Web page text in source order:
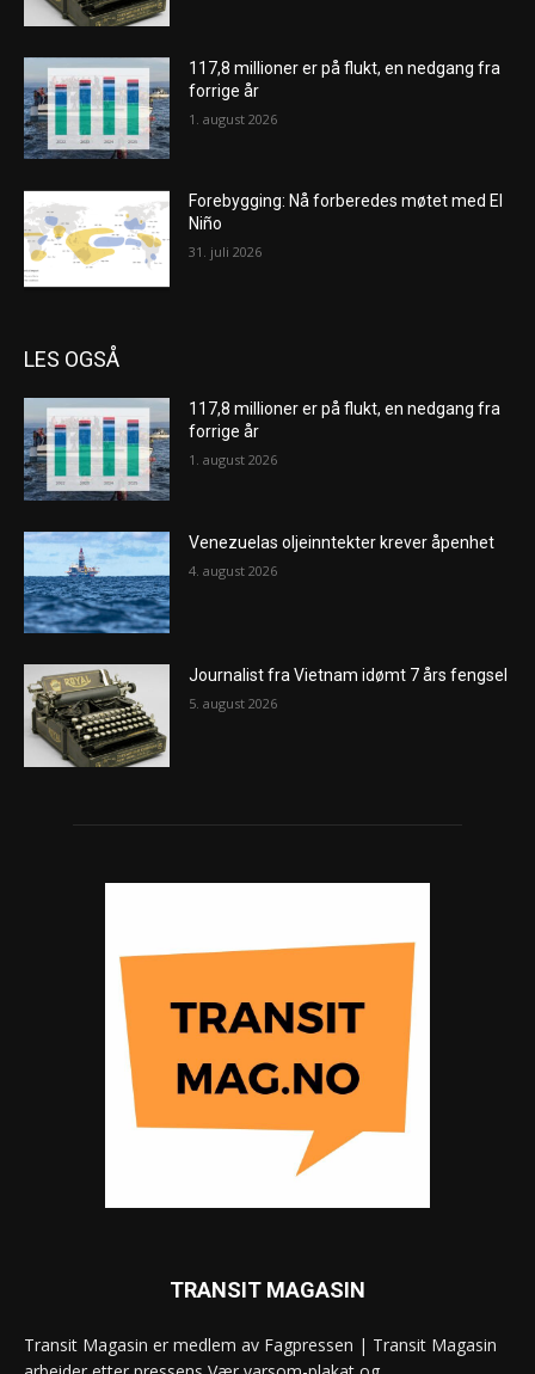
117,8 millioner er på flukt, en nedgang fra
forrige år
1. august 2026
Forebygging: Nå forberedes møtet med El
Niño
31. juli 2026
LES OGSÅ
117,8 millioner er på flukt, en nedgang fra
forrige år
1. august 2026
Venezuelas oljeinntekter krever åpenhet
4. august 2026
Journalist fra Vietnam idømt 7 års fengsel
5. august 2026
TRANSIT MAGASIN
Transit Magasin er medlem av Fagpressen | Transit Magasin